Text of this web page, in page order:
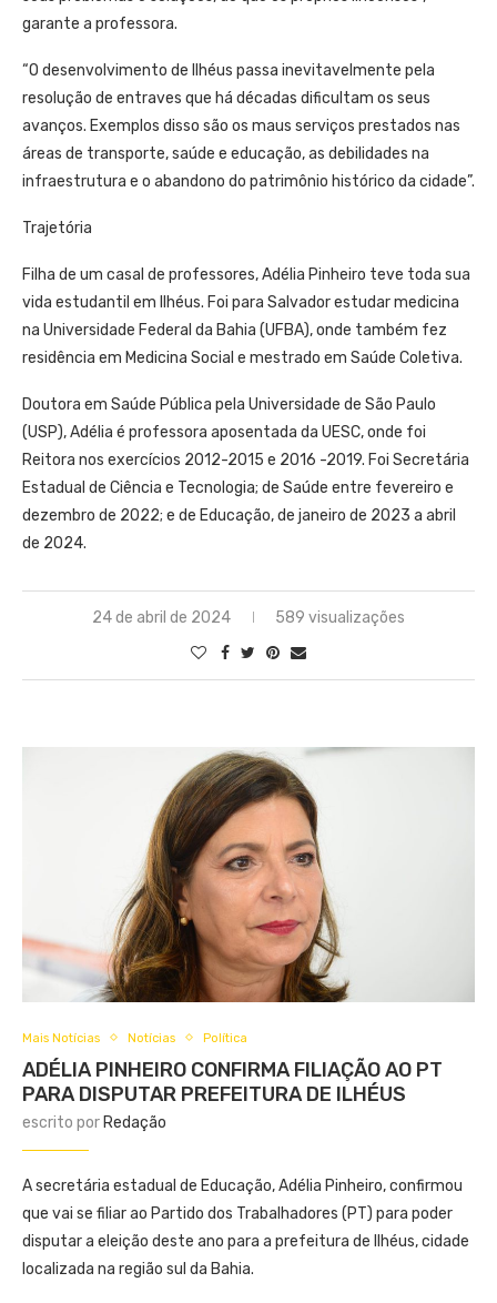
garante a professora.
“O desenvolvimento de Ilhéus passa inevitavelmente pela
resolução de entraves que há décadas dificultam os seus
avanços. Exemplos disso são os maus serviços prestados nas
áreas de transporte, saúde e educação, as debilidades na
infraestrutura e o abandono do patrimônio histórico da cidade”.
Trajetória
Filha de um casal de professores, Adélia Pinheiro teve toda sua
vida estudantil em Ilhéus. Foi para Salvador estudar medicina
na Universidade Federal da Bahia (UFBA), onde também fez
residência em Medicina Social e mestrado em Saúde Coletiva.
Doutora em Saúde Pública pela Universidade de São Paulo
(USP), Adélia é professora aposentada da UESC, onde foi
Reitora nos exercícios 2012-2015 e 2016 -2019. Foi Secretária
Estadual de Ciência e Tecnologia; de Saúde entre fevereiro e
dezembro de 2022; e de Educação, de janeiro de 2023 a abril
de 2024.
24 de abril de 2024 589 visualizações
Mais Notícias Notícias Política
ADÉLIA PINHEIRO CONFIRMA FILIAÇÃO AO PT
PARA DISPUTAR PREFEITURA DE ILHÉUS
escrito por Redação
A secretária estadual de Educação, Adélia Pinheiro, confirmou
que vai se filiar ao Partido dos Trabalhadores (PT) para poder
disputar a eleição deste ano para a prefeitura de Ilhéus, cidade
localizada na região sul da Bahia.